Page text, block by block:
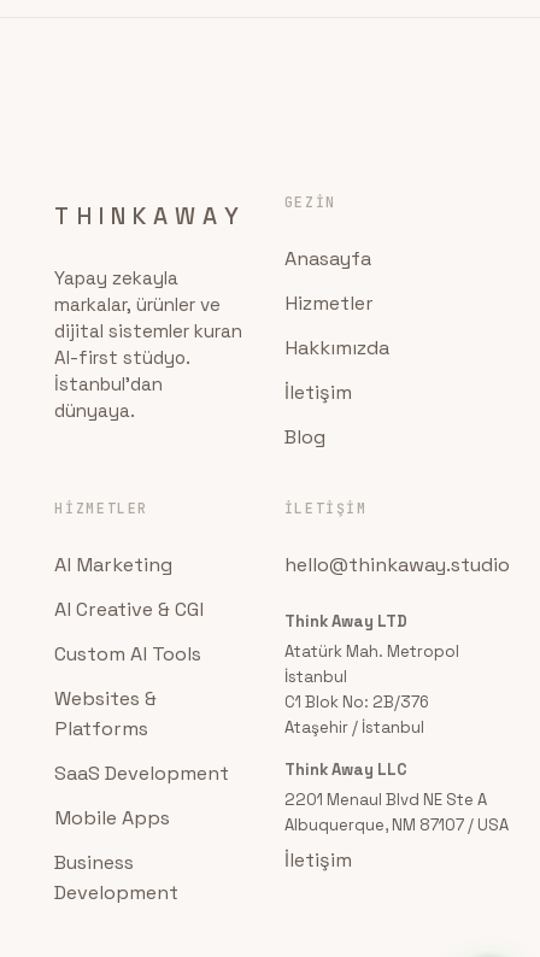
THINKAWAY
Yapay zekayla
markalar, ürünler ve
dijital sistemler kuran
AI-first stüdyo.
İstanbul'dan
dünyaya.
GEZIN
Anasayfa
Hizmetler
Hakkımızda
İletişim
Blog
HIZMETLER
AI Marketing
AI Creative & CGI
Custom AI Tools
Websites &
Platforms
SaaS Development
Mobile Apps
Business
Development
İLETIŞIM
hello@thinkaway.studio
Think Away LTD
Atatürk Mah. Metropol
İstanbul
C1 Blok No: 2B/376
Ataşehir / İstanbul
Think Away LLC
2201 Menaul Blvd NE Ste A
Albuquerque, NM 87107 / USA
İletişim